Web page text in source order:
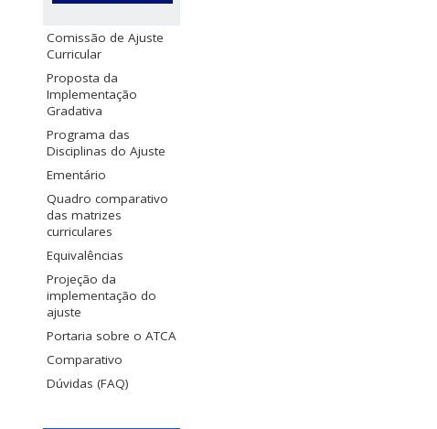
Comissão de Ajuste
Curricular
Proposta da
Implementação
Gradativa
Programa das
Disciplinas do Ajuste
Ementário
Quadro comparativo
das matrizes
curriculares
Equivalências
Projeção da
implementação do
ajuste
Portaria sobre o ATCA
Comparativo
Dúvidas (FAQ)